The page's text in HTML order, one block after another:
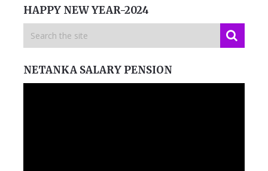
HAPPY NEW YEAR-2024
NETANKA SALARY PENSION